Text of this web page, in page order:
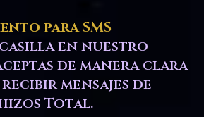
para SMS
en nuestro
de manera clara
mensajes de
Total.